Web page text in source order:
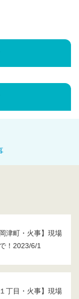
津町・火事】現場
！2023/6/1
丁目・火事】現場